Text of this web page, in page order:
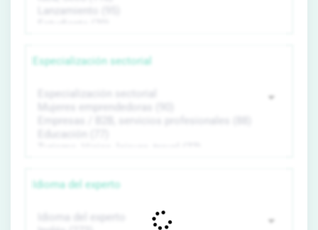
Especialización sectorial
Idioma del experto